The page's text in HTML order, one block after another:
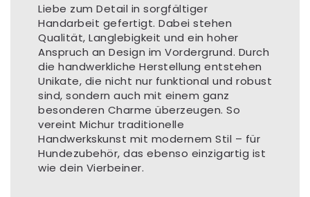
Liebe zum Detail in sorgfältiger
Handarbeit gefertigt. Dabei stehen
Qualität, Langlebigkeit und ein hoher
Anspruch an Design im Vordergrund. Durch
die handwerkliche Herstellung entstehen
Unikate, die nicht nur funktional und robust
sind, sondern auch mit einem ganz
besonderen Charme überzeugen. So
vereint Michur traditionelle
Handwerkskunst mit modernem Stil – für
Hundezubehör, das ebenso einzigartig ist
wie dein Vierbeiner.